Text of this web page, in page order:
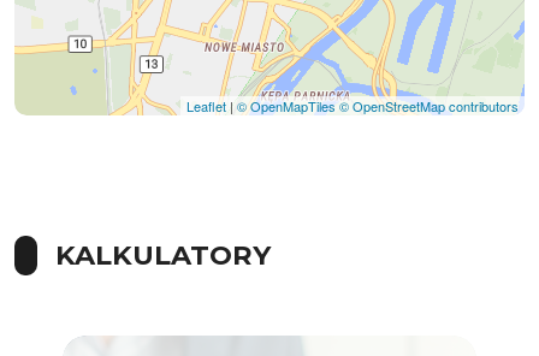
Leaflet|© OpenMapTiles © OpenStreetMap contributors
KALKULATORY